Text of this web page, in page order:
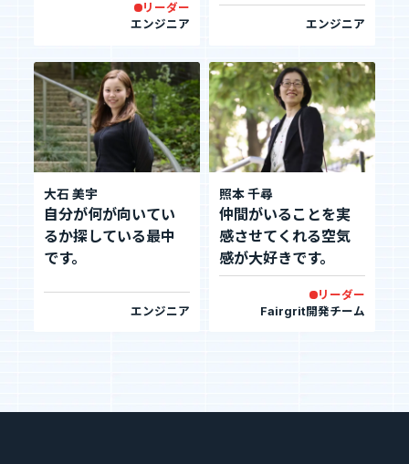
リーダー
エンジニア
エンジニア
大石 美宇
自分が何が向いてい
るか探している最中
です。
エンジニア
照本 千尋
仲間がいることを実
感させてくれる空気
感が大好きです。
リーダー
Fairgrit開発チーム